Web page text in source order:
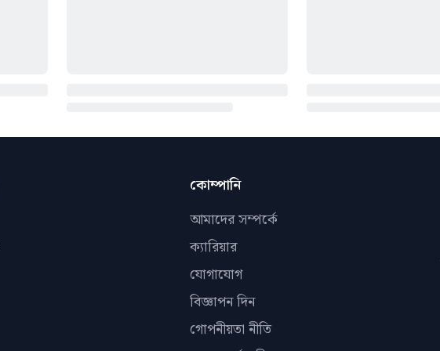
কোম্পানি
আমাদের সম্পর্কে
ক্যারিয়ার
যোগাযোগ
বিজ্ঞাপন দিন
গোপনীয়তা নীতি